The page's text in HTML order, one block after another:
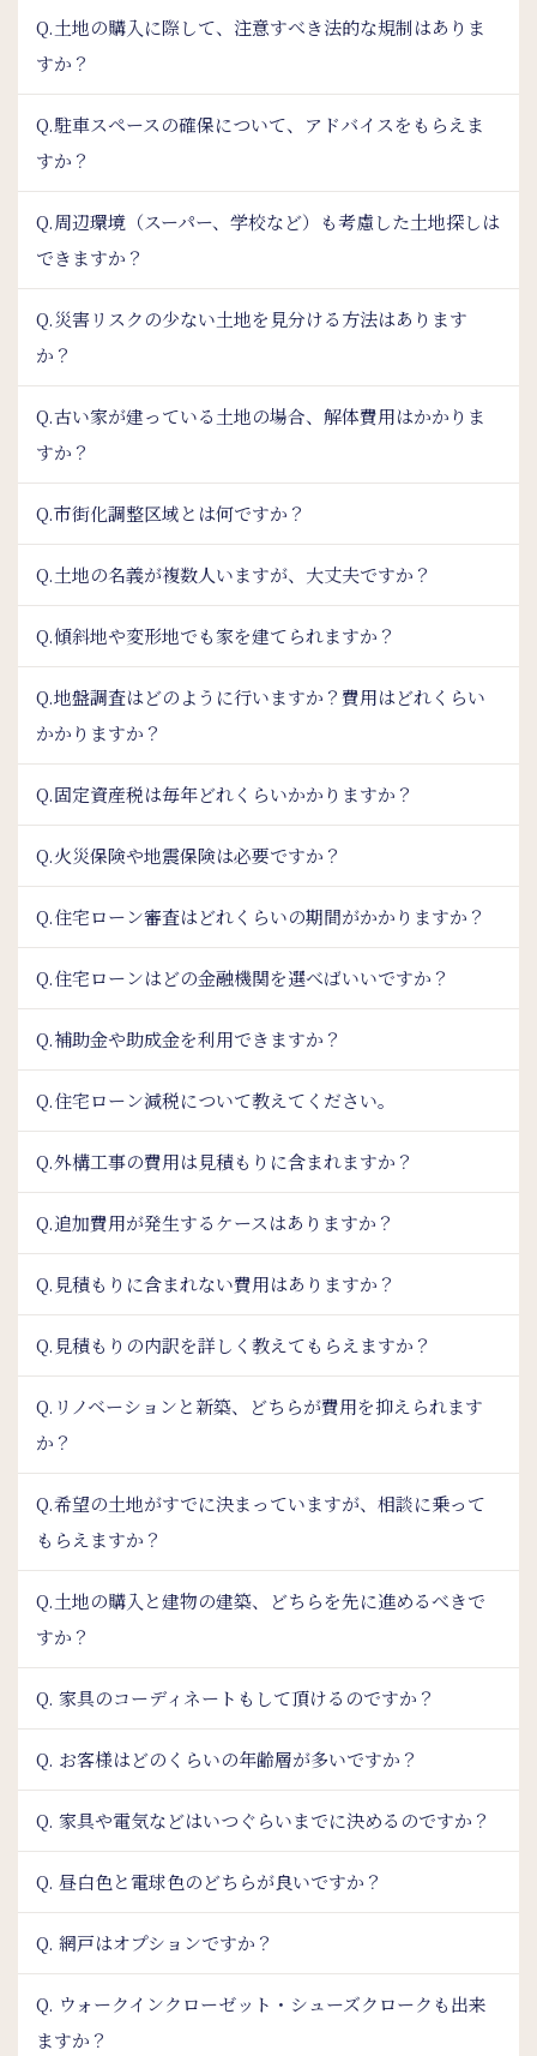
Q.土地の購入に際して、注意すべき法的な規制はありま
すか？
Q.駐車スペースの確保について、アドバイスをもらえま
すか？
Q.周辺環境（スーパー、学校など）も考慮した土地探しは
できますか？
Q.災害リスクの少ない土地を見分ける方法はあります
か？
Q.古い家が建っている土地の場合、解体費用はかかりま
すか？
Q.市街化調整区域とは何ですか？
Q.土地の名義が複数人いますが、大丈夫ですか？
Q.傾斜地や変形地でも家を建てられますか？
Q.地盤調査はどのように行いますか？費用はどれくらい
かかりますか？
Q.固定資産税は毎年どれくらいかかりますか？
Q.火災保険や地震保険は必要ですか？
Q.住宅ローン審査はどれくらいの期間がかかりますか？
Q.住宅ローンはどの金融機関を選べばいいですか？
Q.補助金や助成金を利用できますか？
Q.住宅ローン減税について教えてください。
Q.外構工事の費用は見積もりに含まれますか？
Q.追加費用が発生するケースはありますか？
Q.見積もりに含まれない費用はありますか？
Q.見積もりの内訳を詳しく教えてもらえますか？
Q.リノベーションと新築、どちらが費用を抑えられます
か？
Q.希望の土地がすでに決まっていますが、相談に乗って
もらえますか？
Q.土地の購入と建物の建築、どちらを先に進めるべきで
すか？
Q. 家具のコーディネートもして頂けるのですか？
Q. お客様はどのくらいの年齢層が多いですか？
Q. 家具や電気などはいつぐらいまでに決めるのですか？
Q. 昼白色と電球色のどちらが良いですか？
Q. 網戸はオプションですか？
Q. ウォークインクローゼット・シューズクロークも出来
ますか？